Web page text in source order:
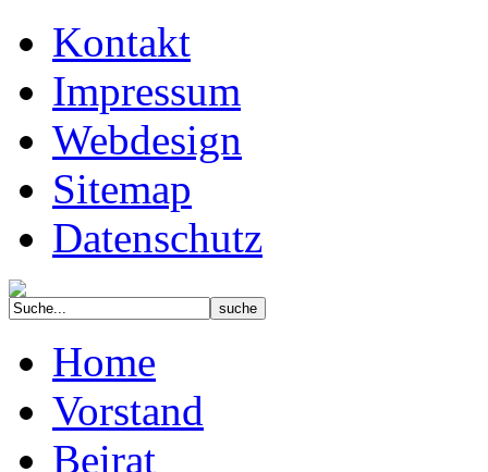
Kontakt
Impressum
Webdesign
Sitemap
Datenschutz
Home
Vorstand
Beirat